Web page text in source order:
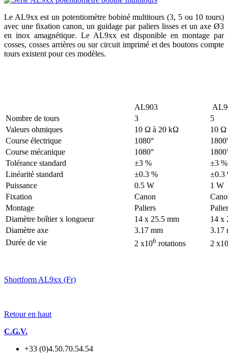
Le AL9xx est un potentiomètre bobiné multitours (3, 5 ou 10 tours)
avec une fixation canon, un guidage par paliers lisses et un axe Ø3
en inox amagnétique. Le AL9xx est disponible en montage par
cosses, cosses arrières ou sur circuit imprimé et des boutons compte
tours existent pour ces modèles.
AL903
Nombre de tours
3
5
Valeurs ohmiques
10 Ω à 20 kΩ
10 Ω
Course électrique
1080°
Course mécanique
1080°
Tolérance standard
±3 %
±3 %
Linéarité standard
±0.3 %
±0.3
Puissance
0.5 W
1 W
Fixation
Canon
Montage
Paliers
Diamètre boîtier x longueur
14 x 25.5 mm
14 x
Diamètre axe
3.17 mm
3.17
Durée de vie
2 x106 rotations 2 x10
Shortform AL9xx (Fr)
Retour en haut
C.G.V.
+33 (0)4.50.70.54.54